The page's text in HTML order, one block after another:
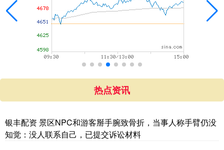
热点资讯
银丰配资 景区NPC和游客掰手腕致骨折，当事人称手臂仍没
知觉：没人联系自己，已提交诉讼材料